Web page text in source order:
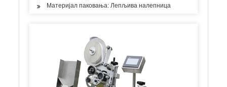
Материјал паковања: Лепљива налепница